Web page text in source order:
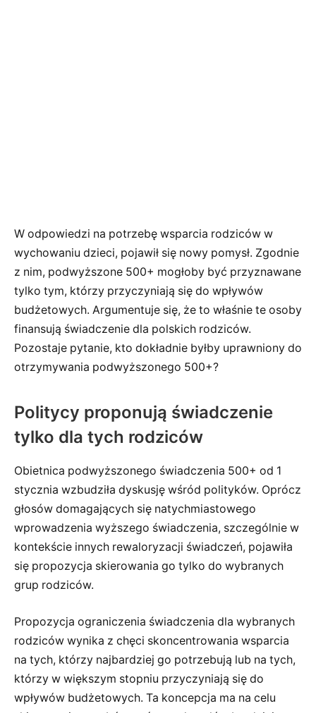
W odpowiedzi na potrzebę wsparcia rodziców w
wychowaniu dzieci, pojawił się nowy pomysł. Zgodnie
z nim, podwyższone 500+ mogłoby być przyznawane
tylko tym, którzy przyczyniają się do wpływów
budżetowych. Argumentuje się, że to właśnie te osoby
finansują świadczenie dla polskich rodziców.
Pozostaje pytanie, kto dokładnie byłby uprawniony do
otrzymywania podwyższonego 500+?
Politycy proponują świadczenie
tylko dla tych rodziców
Obietnica podwyższonego świadczenia 500+ od 1
stycznia wzbudziła dyskusję wśród polityków. Oprócz
głosów domagających się natychmiastowego
wprowadzenia wyższego świadczenia, szczególnie w
kontekście innych rewaloryzacji świadczeń, pojawiła
się propozycja skierowania go tylko do wybranych
grup rodziców.
Propozycja ograniczenia świadczenia dla wybranych
rodziców wynika z chęci skoncentrowania wsparcia
na tych, którzy najbardziej go potrzebują lub na tych,
którzy w większym stopniu przyczyniają się do
wpływów budżetowych. Ta koncepcja ma na celu